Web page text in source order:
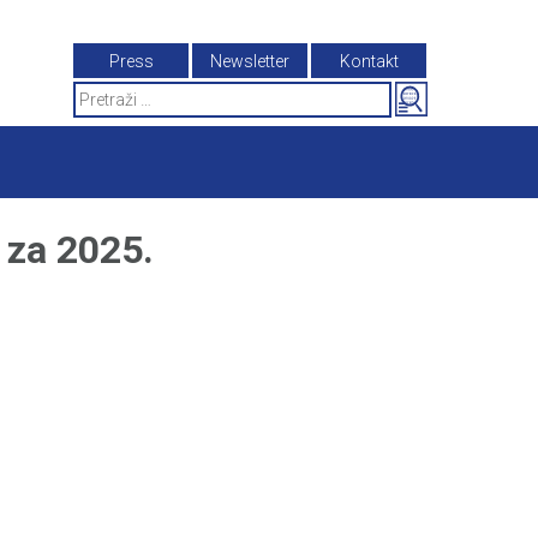
Press Newsletter
Kontakt
Search
for:
2025.